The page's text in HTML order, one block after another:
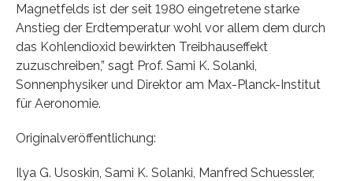
Magnetfelds ist der seit 1980 eingetretene starke
Anstieg der Erdtemperatur wohl vor allem dem durch
das Kohlendioxid bewirkten Treibhauseffekt
zuzuschreiben,” sagt Prof. Sami K. Solanki,
Sonnenphysiker und Direktor am Max-Planck-Institut
für Aeronomie.
Originalveröffentlichung:
Ilya G. Usoskin, Sami K. Solanki, Manfred Schuessler,